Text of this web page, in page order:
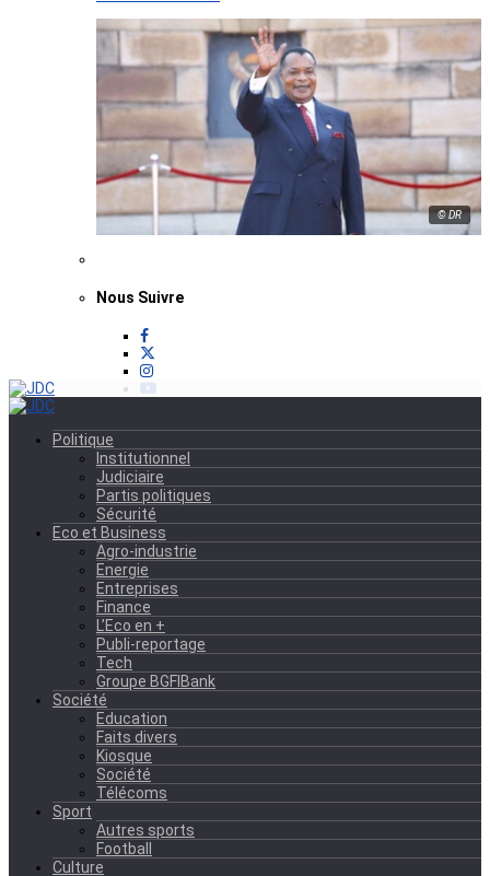
© DR
Nous Suivre
Politique
Institutionnel
Judiciaire
Partis politiques
Sécurité
Eco et Business
Agro-industrie
Energie
Entreprises
Finance
L’Eco en +
Publi-reportage
Tech
Groupe BGFIBank
Société
Education
Faits divers
Kiosque
Société
Télécoms
Sport
Autres sports
Football
Culture